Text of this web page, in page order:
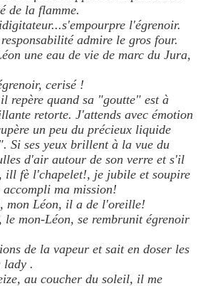
de la flamme.
l'égrenoir.
admire le gros four.
une eau de vie de marc du Jura,
cerisé !
quand sa "goutte" est à
retorte. J'attends avec émotion
un peu du précieux liquide
Si ses yeux brillent à la vue du
d'air autour de son verre et s'il
ill fè l'chapelet!, je jubile et soupire
ma mission!
mon Léon, il a de l'oreille!
mon-Léon, se rembrunit égrenoir
de la vapeur et sait en doser les
lady .
au coucher du soleil, il me